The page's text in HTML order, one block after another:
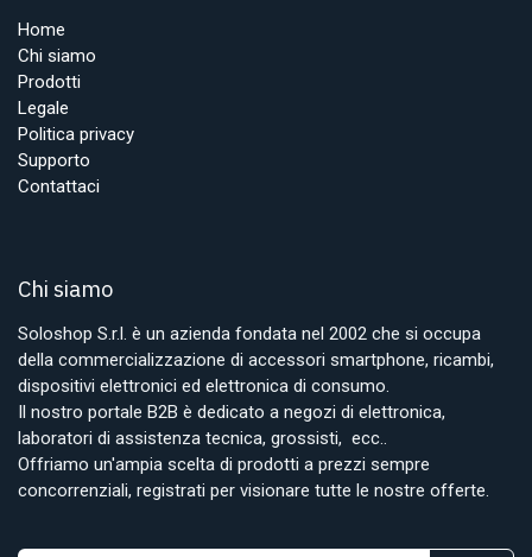
Home
Chi siamo
Prodotti
Legale
Politica privacy
Supporto
Contattaci
Chi siamo
Soloshop S.r.l. è un azienda fondata nel 2002 che si occupa
della commercializzazione di accessori smartphone, ricambi,
dispositivi elettronici ed elettronica di consumo.
Il nostro portale B2B è dedicato a negozi di elettronica,
laboratori di assistenza tecnica, grossisti, ecc..
Offriamo un'ampia scelta di prodotti a prezzi sempre
concorrenziali, registrati per visionare tutte le nostre offerte.